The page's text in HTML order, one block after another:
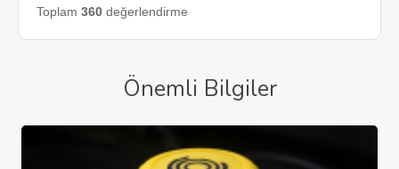
Toplam 360 değerlendirme
Önemli Bilgiler